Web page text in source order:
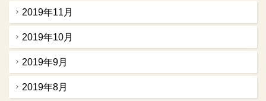
2019年11月
2019年10月
2019年9月
2019年8月